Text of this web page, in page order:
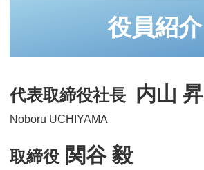
役員紹介
代表取締役社長 内山 昇
Noboru UCHIYAMA
取締役 関谷 毅